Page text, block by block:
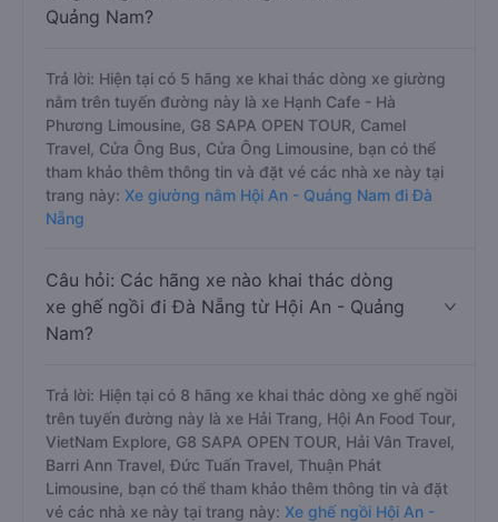
Quảng Nam?
Trả lời: Hiện tại có 5 hãng xe khai thác dòng xe giường
nằm trên tuyến đường này là xe Hạnh Cafe - Hà
Phương Limousine, G8 SAPA OPEN TOUR, Camel
Travel, Cửa Ông Bus, Cửa Ông Limousine, bạn có thể
tham khảo thêm thông tin và đặt vé các nhà xe này tại
trang này: Xe giường nằm Hội An - Quảng Nam đi Đà
Nẵng
Câu hỏi: Các hãng xe nào khai thác dòng
xe ghế ngồi đi Đà Nẵng từ Hội An - Quảng
Nam?
Trả lời: Hiện tại có 8 hãng xe khai thác dòng xe ghế ngồi
trên tuyến đường này là xe Hải Trang, Hội An Food Tour,
VietNam Explore, G8 SAPA OPEN TOUR, Hải Vân Travel,
Barri Ann Travel, Đức Tuấn Travel, Thuận Phát
Limousine, bạn có thể tham khảo thêm thông tin và đặt
vé các nhà xe này tại trang này: Xe ghế ngồi Hội An -